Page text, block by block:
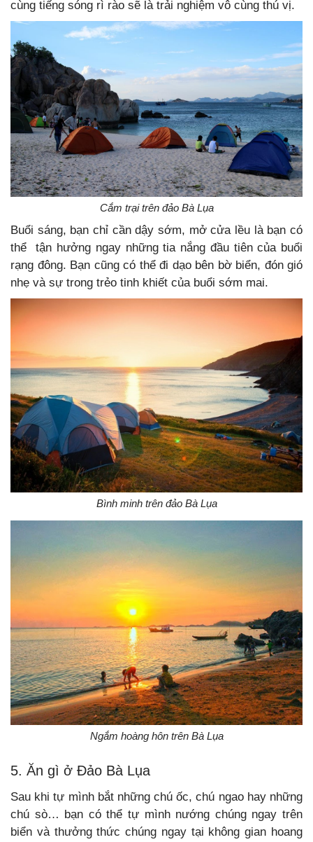
cùng tiếng sóng rì rào sẽ là trải nghiệm vô cùng thú vị.
Cắm trại trên đảo Bà Lụa
Buổi sáng, bạn chỉ cần dậy sớm, mở cửa lều là bạn có
thể tận hưởng ngay những tia nắng đầu tiên của buổi
rạng đông. Bạn cũng có thể đi dạo bên bờ biển, đón gió
nhẹ và sự trong trẻo tinh khiết của buổi sớm mai.
Bình minh trên đảo Bà Lụa
Ngắm hoàng hôn trên Bà Lụa
5. Ăn gì ở Đảo Bà Lụa
Sau khi tự mình bắt những chú ốc, chú ngao hay những
chú sò… bạn có thể tự mình nướng chúng ngay trên
biển và thưởng thức chúng ngay tại không gian hoang